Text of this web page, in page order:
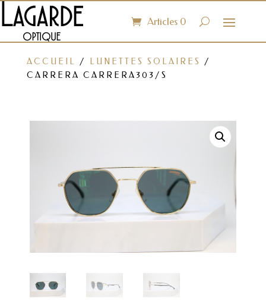
Articles 0
ACCUEIL / LUNETTES SOLAIRES
/
CARRERA CARRERA303/S